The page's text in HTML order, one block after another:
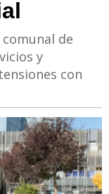
de
y
con